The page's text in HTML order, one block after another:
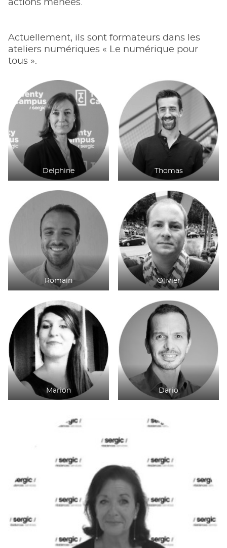
actions menées.
Actuellement, ils sont formateurs dans les
ateliers numériques « Le numérique pour
tous ».
Delphine Thomas
Romain Olivier
Marion Dario